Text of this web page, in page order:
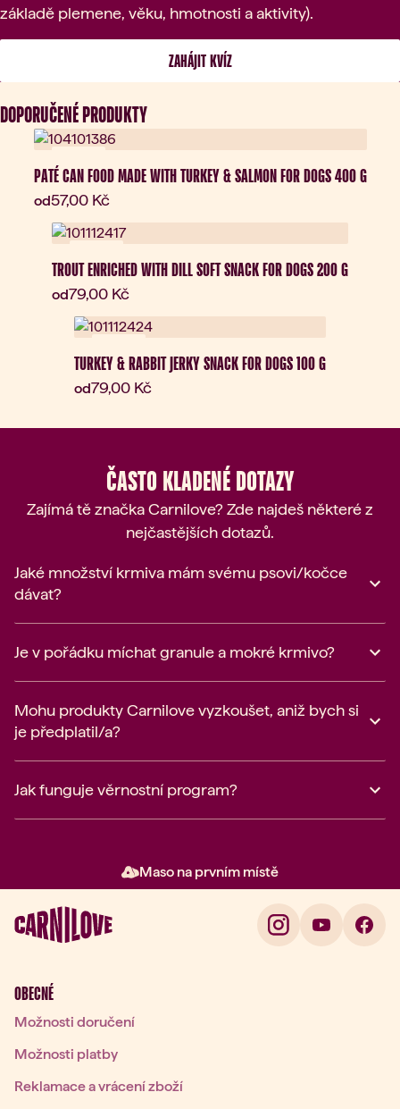
základě plemene, věku, hmotnosti a aktivity).
ZAHÁJIT KVÍZ
DOPORUČENÉ PRODUKTY
PATÉ CAN FOOD MADE WITH TURKEY & SALMON FOR DOGS 400 G
odAktuální cena:
57,00 Kč
TROUT ENRICHED WITH DILL SOFT SNACK FOR DOGS 200 G
odAktuální cena:
79,00 Kč
TURKEY & RABBIT JERKY SNACK FOR DOGS 100 G
odAktuální cena:
79,00 Kč
ČASTO KLADENÉ DOTAZY
Zajímá tě značka Carnilove? Zde najdeš některé z
nejčastějších dotazů.
Jaké množství krmiva mám svému psovi/kočce
dávat?
Je v pořádku míchat granule a mokré krmivo?
Mohu produkty Carnilove vyzkoušet, aniž bych si
je předplatil/a?
Jak funguje věrnostní program?
Maso na prvním místě
Položka 2 z 3: Maso na prvním
OBECNÉ
Možnosti doručení
Možnosti platby
Reklamace a vrácení zboží